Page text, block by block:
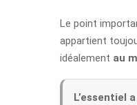
Le point
appartient
idéalement au
L’essentiel